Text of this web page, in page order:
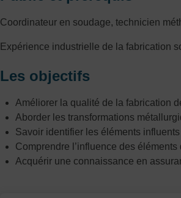
Coordinateur en soudage, technicien
Expérience industrielle de la fabrication
Les objectifs
Améliorer la qualité de la fabrication
Aborder les transformations
Savoir identifier les éléments
Comprendre l’influence des éléments
Acquérir une connaissance en